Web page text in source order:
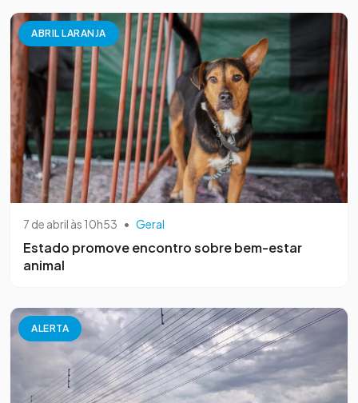
ABRIL LARANJA
7 de abril às 10h53 • Geral
Estado promove encontro sobre bem-estar
animal
ALERTA